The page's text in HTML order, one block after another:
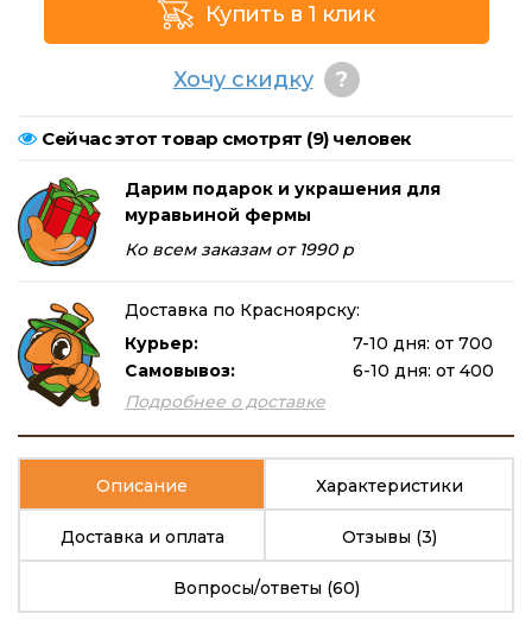
Купить в 1 клик
Хочу скидку ?
Сейчас этот товар смотрят (9) человек
Дарим подарок и украшения для
муравьиной фермы
Ко всем заказам от 1990 р
Доставка по Красноярску:
Курьер:
7-10 дня: от 700
Самовывоз:
6-10 дня: от 400
Подробнее о доставке
Описание Характеристики
Доставка и оплата Отзывы (3)
Вопросы/ответы (60)